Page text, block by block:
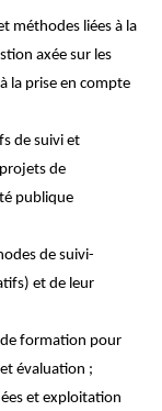
méthodes liées à la
axée sur les
la prise en compte
de suivi et
de
publique
de suivi-
et de leur
formation pour
évaluation ;
et exploitation